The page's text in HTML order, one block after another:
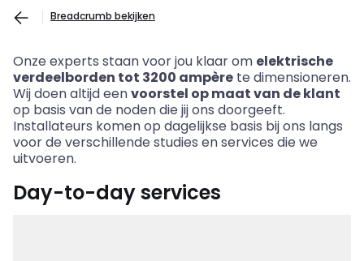
Breadcrumb bekijken
Onze experts staan voor jou klaar om elektrische
verdeelborden tot 3200 ampère te dimensioneren.
Wij doen altijd eenvoorstel op maat van de klant
op basis van de noden die jij ons doorgeeft.
Installateurs komen op dagelijkse basis bij ons langs
voor de verschillende studies en services die we
uitvoeren.
Day-to-day services